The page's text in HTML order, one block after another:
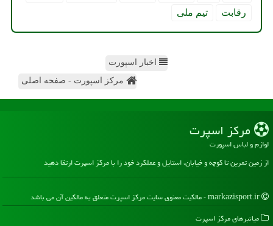
رقابت
تیم ملی
اخبار اسپورت
مرکز اسپورت - صفحه اصلی
مركز اسپرت
لوازم و لباس اسپورت
از زمین تمرین تا کوچه و خیابان، استایل و عملکرد خود را با مرکز اسپرت ارتقا دهید
میانبرهای مركز اسپرت